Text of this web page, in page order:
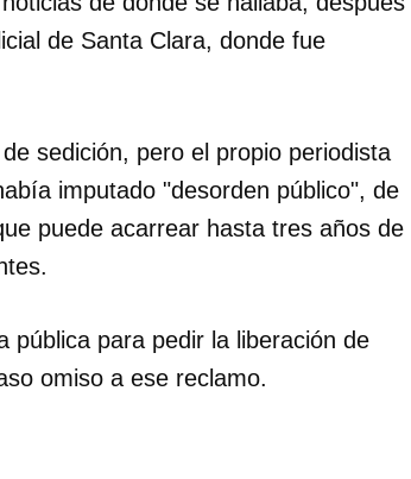
de Santa Clara, donde fue
sedición, pero el propio periodista
imputado "desorden público", de
puede acarrear hasta tres años de
pública para pedir la liberación de
omiso a ese reclamo.